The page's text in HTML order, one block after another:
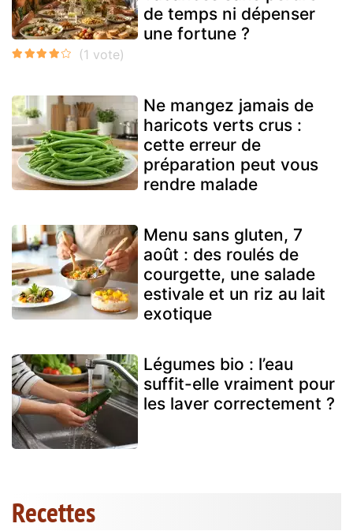
de temps ni dépenser
une fortune ?
Ne mangez jamais de
haricots verts crus :
cette erreur de
préparation peut vous
rendre malade
Menu sans gluten, 7
août : des roulés de
courgette, une salade
estivale et un riz au lait
exotique
Légumes bio : l’eau
suffit-elle vraiment pour
les laver correctement ?
Recettes